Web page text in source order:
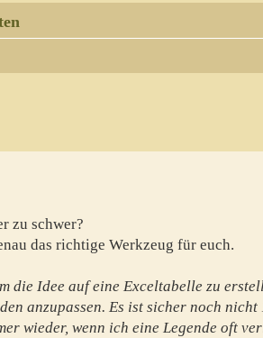
zu schwer?
das richtige Werkzeug für euch.
die Idee auf eine Exceltabelle zu
anzupassen. Es ist sicher noch nicht
wieder, wenn ich eine Legende oft